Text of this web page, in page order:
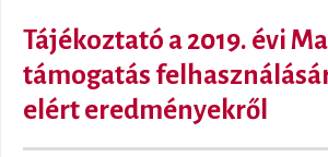
Tájékoztató a 2019. évi
támogatás
elért eredményekről